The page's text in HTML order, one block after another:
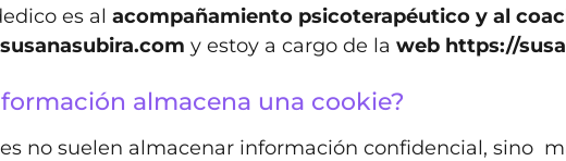
es al acompañamiento psicoterapéutico y al
y estoy a cargo de la web https://
almacena una cookie?
no suelen almacenar información confidencial, sino